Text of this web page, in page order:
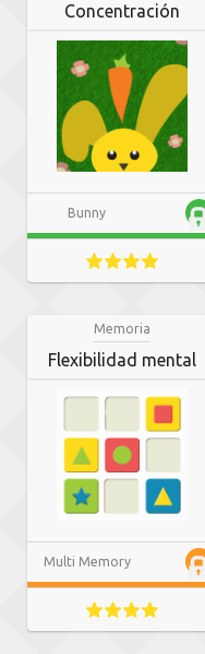
Concentración
Bunny
Memoria
Flexibilidad mental
Multi Memory